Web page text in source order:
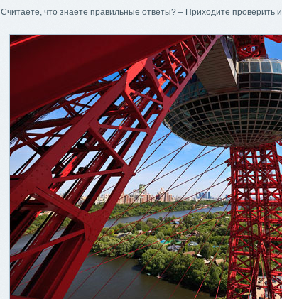
Считаете, что знаете правильные ответы? – Приходите проверить